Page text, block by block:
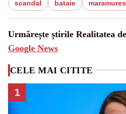
scandal bataie maramures
Urmărește știrile Realitatea
Google News
CELE MAI CITITE
1